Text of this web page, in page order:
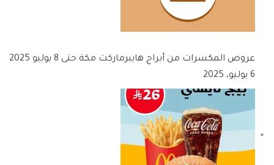
عروض المكسرات من أبراج هايبرماركت مكة حتى 8 يوليو 2025
6 يوليو، 2025